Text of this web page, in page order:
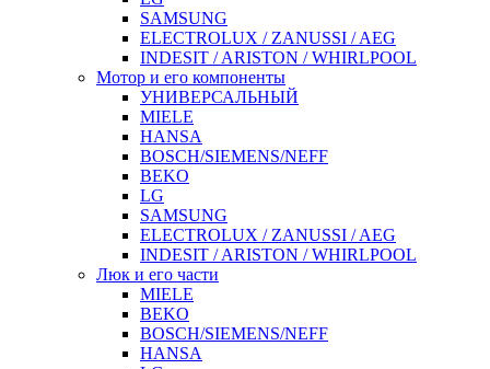
SAMSUNG
ELECTROLUX / ZANUSSI / AEG
INDESIT / ARISTON / WHIRLPOOL
Мотор и его компоненты
УНИВЕРСАЛЬНЫЙ
MIELE
HANSA
BOSCH/SIEMENS/NEFF
BEKO
LG
SAMSUNG
ELECTROLUX / ZANUSSI / AEG
INDESIT / ARISTON / WHIRLPOOL
Люк и его части
MIELE
BEKO
BOSCH/SIEMENS/NEFF
HANSA